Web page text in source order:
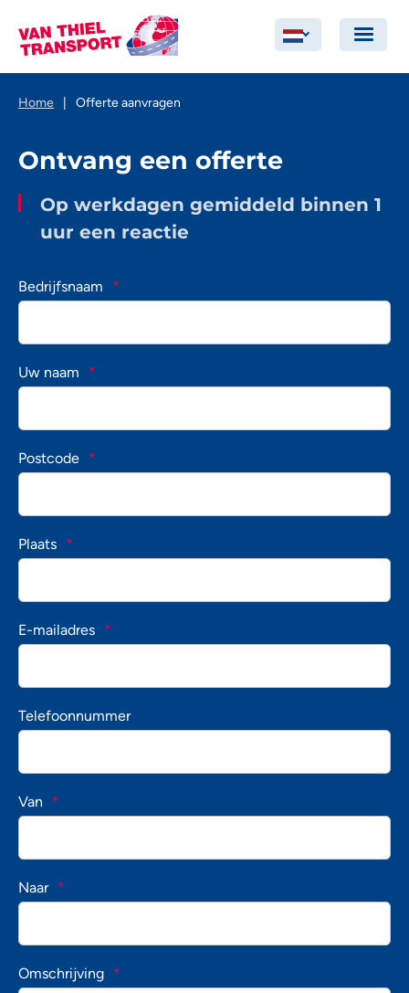
Home Offerte aanvragen
Ontvang een offerte
Op werkdagen gemiddeld binnen 1
uur een reactie
Bedrijfsnaam *
Uw naam *
Postcode *
Plaats *
E-mailadres *
Telefoonnummer
Van *
Naar *
Omschrijving *